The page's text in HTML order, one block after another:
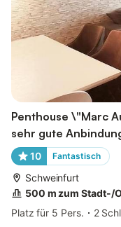
Penthouse \"Marc
sehr gute
10 Fantastisch
Schweinfurt
500 m zum Stadt-/
Platz für 5 Pers.
2